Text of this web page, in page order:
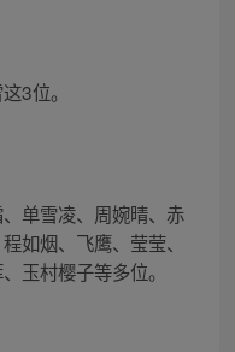
3位。
单雪凌、周婉晴、赤
如烟、飞鹰、莹莹、
玉村樱子等多位。